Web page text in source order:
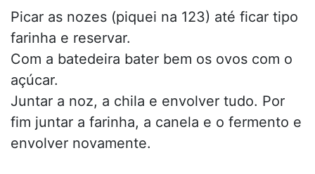
Picar as nozes (piquei na 123) até ficar tipo
farinha e reservar.
Com a batedeira bater bem os ovos com o
açúcar.
Juntar a noz, a chila e envolver tudo. Por
fim juntar a farinha, a canela e o fermento e
envolver novamente.